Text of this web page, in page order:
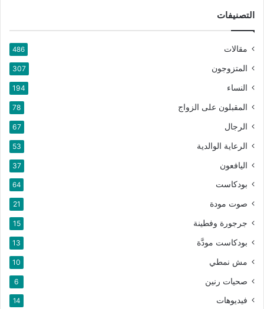
التصنيفات
مقالات 486
المتزوجون 307
النساء 194
المقبلون على الزواج 78
الرجال 67
الرعاية الوالدية 53
اليافعون 37
بودكاست 64
صوت مودة 21
جرجورة وفطينة 15
بودكاست مودَّة 13
مش نمطي 10
صحيات رنين 6
فيديوهات 14